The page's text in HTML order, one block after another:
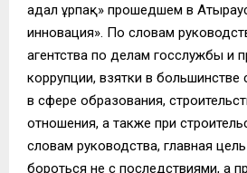
адал ұрпақ» прошедшем в
инновация». По словам
агентства по делам госслужбы и
коррупции, взятки в большинстве
в сфере образования,
отношения, а также при
словам руководства, главная
бороться не с последствиями, а